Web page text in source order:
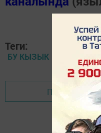
Теги:
БУ КЫЗЫК
Перейти на